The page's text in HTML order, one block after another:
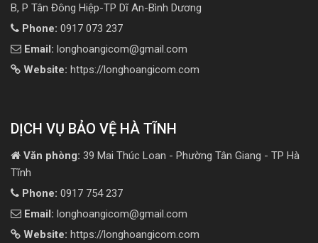
B, P Tân Đông Hiệp-TP Dĩ An-Bình Dương
Phone: 0917 073 237
Email: longhoangicom@gmail.com
Website: https://longhoangicom.com
DỊCH VỤ BẢO VỆ HÀ TĨNH
Văn phòng: 39 Mai Thúc Loan - Phường Tân Giang - TP Hà
Tĩnh
Phone: 0917 754 237
Email: longhoangicom@gmail.com
Website: https://longhoangicom.com